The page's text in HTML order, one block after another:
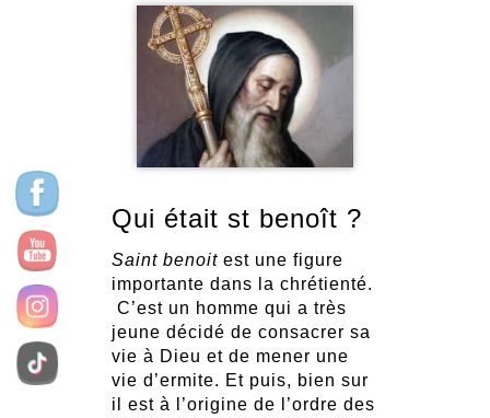
Qui était st benoît ?
Saint benoit est une figure
importante dans la chrétienté.
C’est un homme qui a très
jeune décidé de consacrer sa
vie à Dieu et de mener une
vie d’ermite. Et puis, bien sur
il est à l’origine de l’ordre des